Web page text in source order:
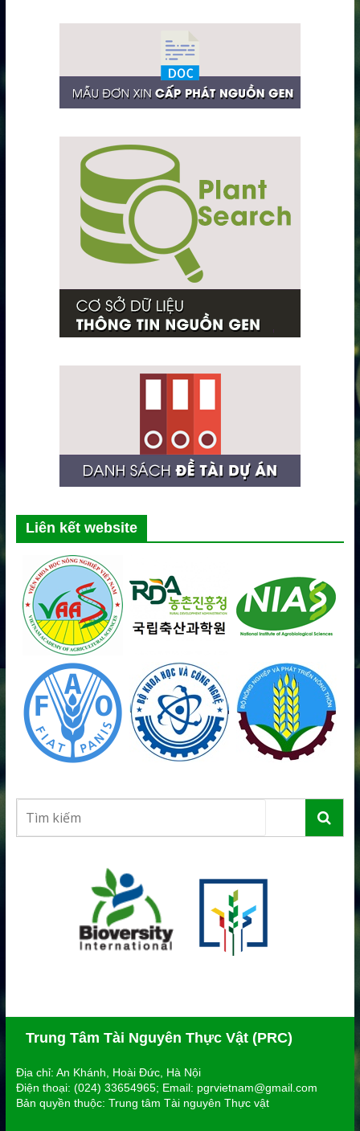
Liên kết website
Trung Tâm Tài Nguyên Thực Vật (PRC)
Địa chỉ: An Khánh, Hoài Đức, Hà Nội
Điện thoại: (024) 33654965; Email: pgrvietnam@gmail.com
Bản quyền thuộc: Trung tâm Tài nguyên Thực vật